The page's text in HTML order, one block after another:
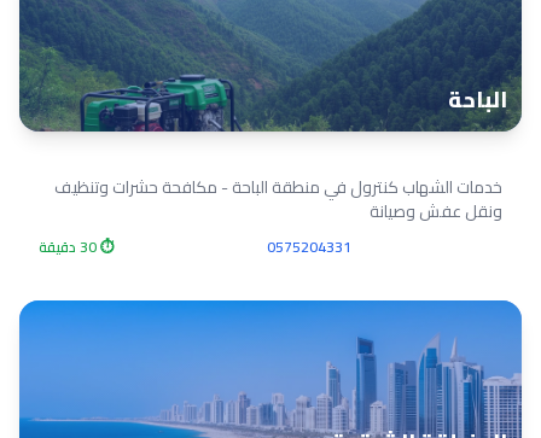
الباحة
خدمات الشهاب كنترول في منطقة الباحة - مكافحة حشرات وتنظيف
ونقل عفش وصيانة
0575204331 ⏱ 30 دقيقة